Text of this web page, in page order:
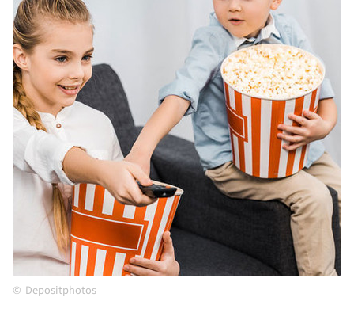
Depositphotos